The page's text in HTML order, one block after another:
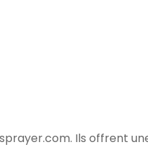
. Ils offrent